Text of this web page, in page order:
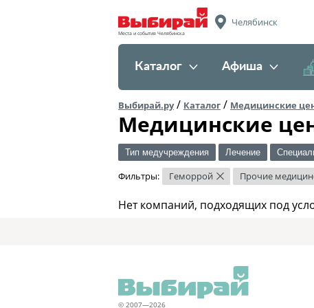
Места и события Челябинска
Челябинск
Каталог Афиша
Выбирай.ру/ Каталог / Медицинские
Медицинские
Тип медучреждения Лечение
Фильтры: Геморрой × Прочие
Нет компаний, подходящих под
© 2007—2026